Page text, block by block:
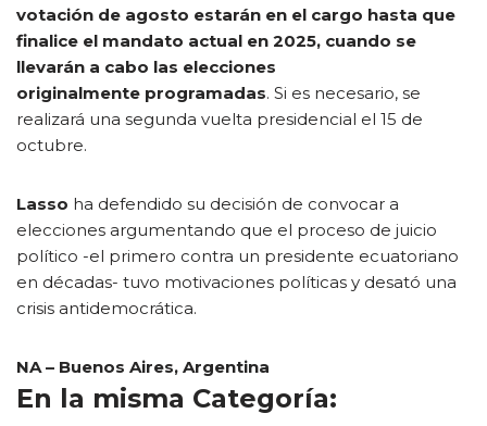
votación de agosto estarán en el cargo hasta que
finalice el mandato actual en 2025, cuando se
llevarán a cabo las elecciones
originalmente programadas. Si es necesario, se
realizará una segunda vuelta presidencial el 15 de
octubre.
Lasso ha defendido su decisión de convocar a
elecciones argumentando que el proceso de juicio
político -el primero contra un presidente ecuatoriano
en décadas- tuvo motivaciones políticas y desató una
crisis antidemocrática.
NA – Buenos Aires, Argentina
En la misma Categoría: